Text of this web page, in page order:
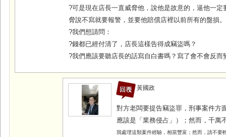
?可是現在店長一直威脅他，說他是故意的，逼他一定
脅說不寫就要報警，並要他賠償店裡以前所有的盤損。
?我們想請問：
?錢都已經付清了，店長這樣告得成竊盜嗎？
?我們應該要聽店長的話寫自白書嗎？寫了會不會反而
黃國政
對方老闆要提告竊盜罪，刑事案件方
應該是「業務侵占」）；然而，千萬
我處理這類案件經驗，相當豐富；然而，請不要